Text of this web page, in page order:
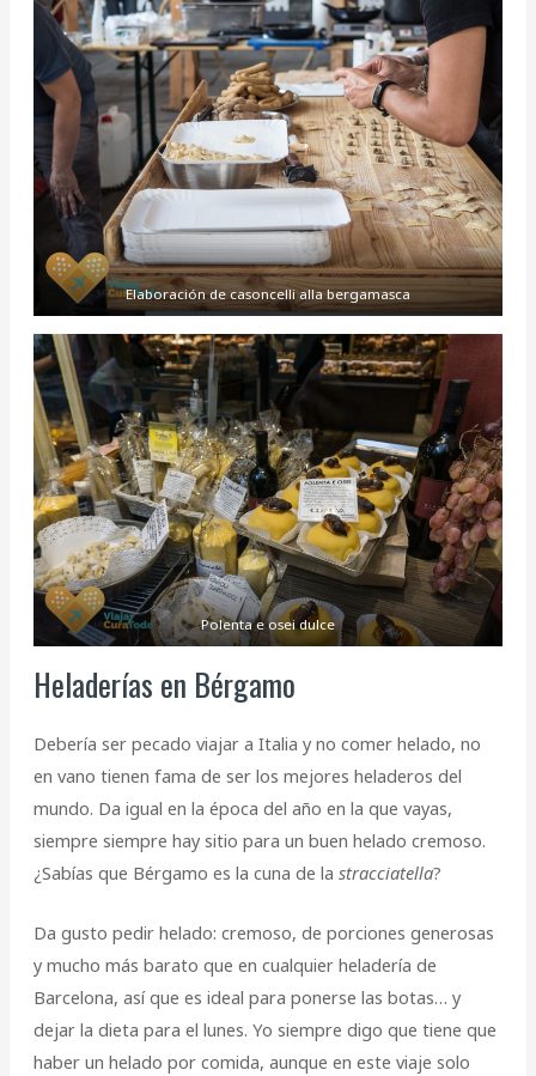
Elaboración de casoncelli alla bergamasca
Polenta e osei dulce
Heladerías en Bérgamo
Debería ser pecado viajar a Italia y no comer helado, no
en vano tienen fama de ser los mejores heladeros del
mundo. Da igual en la época del año en la que vayas,
siempre siempre hay sitio para un buen helado cremoso.
¿Sabías que Bérgamo es la cuna de la stracciatella?
Da gusto pedir helado: cremoso, de porciones generosas
y mucho más barato que en cualquier heladería de
Barcelona, así que es ideal para ponerse las botas… y
dejar la dieta para el lunes. Yo siempre digo que tiene que
haber un helado por comida, aunque en este viaje solo